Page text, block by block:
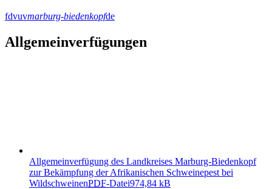
fdvuvmarburg-biedenkopfde
Allgemeinverfügungen
Allgemeinverfügung des Landkreises Marburg-Biedenkopf
zur Bekämpfung der Afrikanischen Schweinepest bei
WildschweinenPDF-Datei974,84 kB